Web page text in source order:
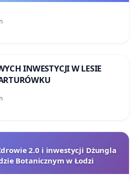
INWESTYCJI W LESIE
2.0 i inwestycji Dżungla
Botanicznym w Łodzi